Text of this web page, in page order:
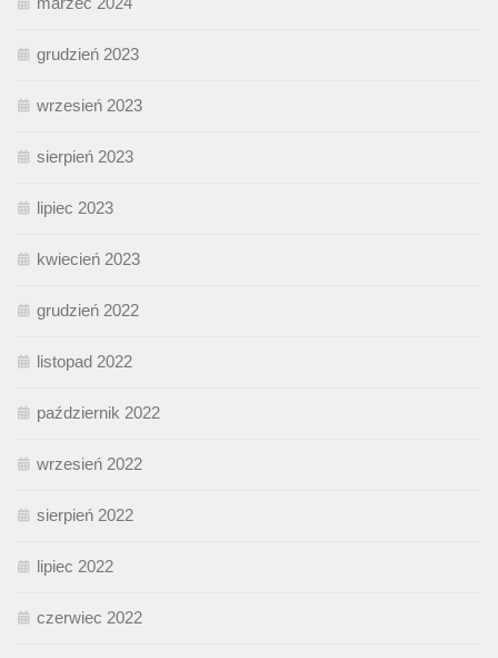
grudzień 2023
wrzesień 2023
sierpień 2023
lipiec 2023
kwiecień 2023
grudzień 2022
listopad 2022
październik 2022
wrzesień 2022
sierpień 2022
lipiec 2022
czerwiec 2022